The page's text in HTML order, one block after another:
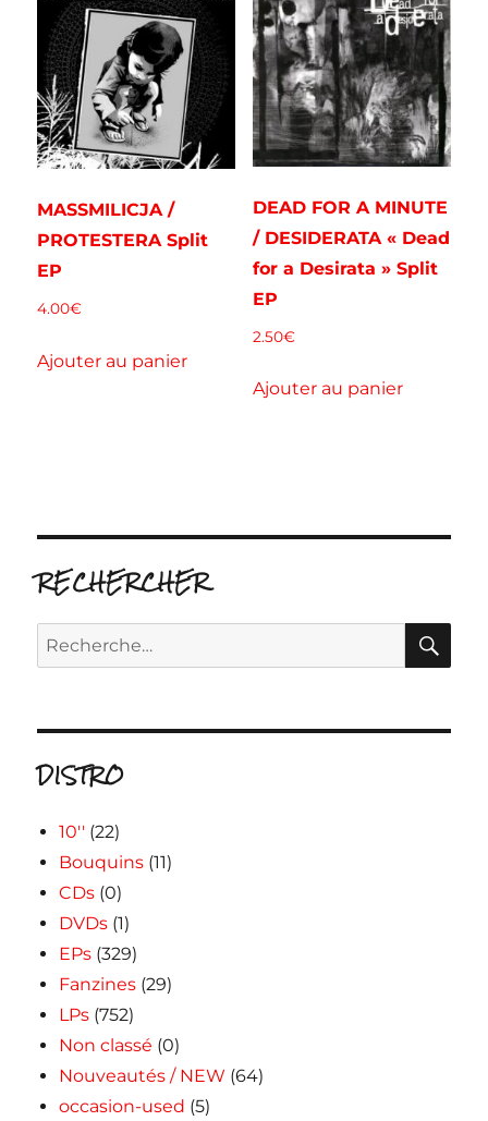
MASSMILICJA /
PROTESTERA Split
EP
4.00€
Ajouter au panier
DEAD FOR A MINUTE
/ DESIDERATA « Dead
for a Desirata » Split
EP
2.50€
Ajouter au panier
RECHERCHER
Recherche
pour :
DISTRO
10'' (22)
Bouquins (11)
CDs (0)
DVDs (1)
EPs (329)
Fanzines (29)
LPs (752)
Non classé (0)
Nouveautés / NEW (64)
occasion-used (5)